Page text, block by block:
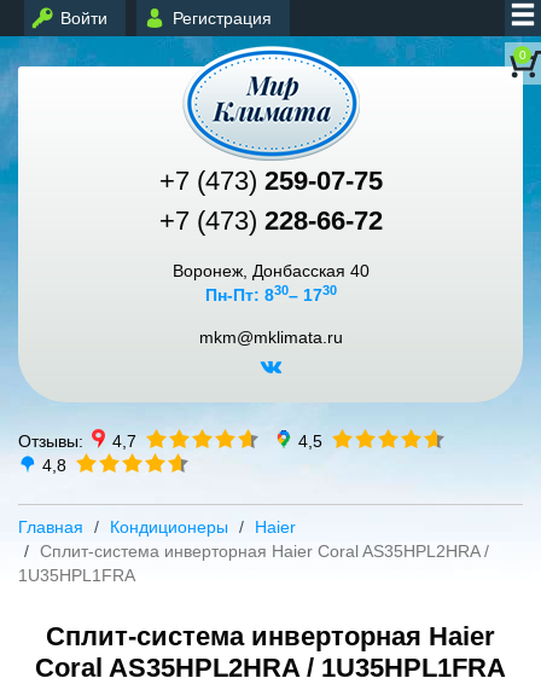
Войти Регистрация
0
+7 (473) 259-07-75
+7 (473) 228-66-72
Воронеж, Донбасская 40
Пн-Пт: 830– 1730
mkm@mklimata.ru
Отзывы: 4,7
4,5
4,8
Главная Кондиционеры
Haier
Сплит-система инверторная Haier Coral AS35HPL2HRA /
1U35HPL1FRA
Сплит-система инверторная Haier
Coral AS35HPL2HRA / 1U35HPL1FRA